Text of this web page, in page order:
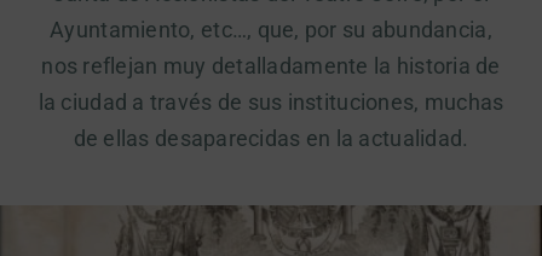
Ayuntamiento, etc…, que, por su abundancia,
nos reflejan muy detalladamente la historia de
la ciudad a través de sus instituciones, muchas
de ellas desaparecidas en la actualidad.